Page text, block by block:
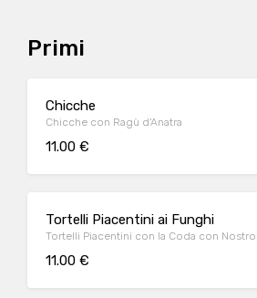
Primi
Chicche
Chicche con Ragù d'Anatra
11.00 €
Tortelli Piacentini ai Funghi
Tortelli Piacentini con la Coda con
11.00 €